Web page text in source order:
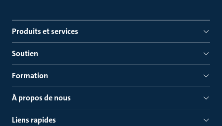
Produits et services
Soutien
Formation
À propos de nous
Liens rapides